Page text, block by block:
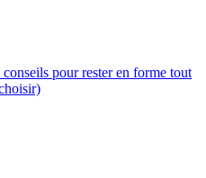
pour rester en forme tout